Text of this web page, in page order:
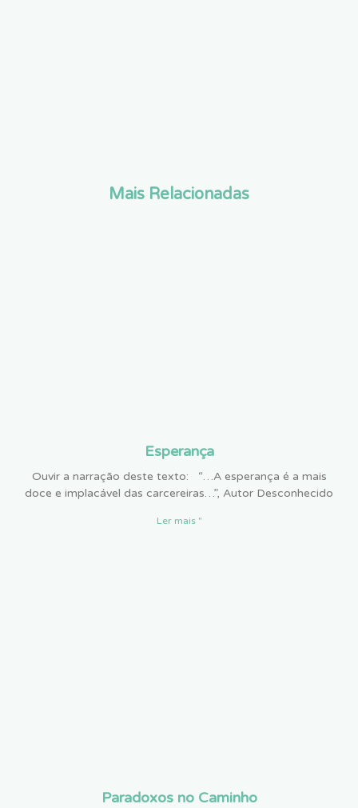
Mais Relacionadas
Esperança
Ouvir a narração deste texto: “…A esperança é a mais
doce e implacável das carcereiras…”, Autor Desconhecido
Ler mais "
Paradoxos no Caminho